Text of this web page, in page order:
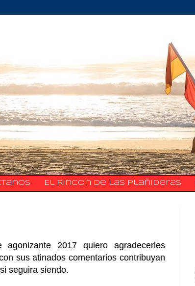
El Rincon de las Plañideras
2017 quiero agradecerles
sus atinados comentarios contribuyan
seguira siendo.